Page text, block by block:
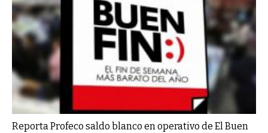
Reporta Profeco saldo blanco en operativo de El Buen